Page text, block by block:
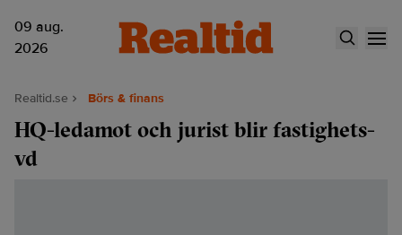
09 aug.
2026
Realtid.se Börs & finans
HQ-ledamot och jurist blir fastighets-
vd